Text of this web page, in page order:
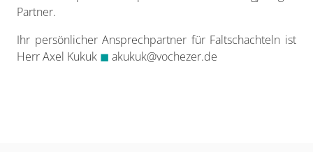
Partner.
Ihr persönlicher Ansprechpartner für Faltschachteln ist
Herr Axel Kukuk ◼ akukuk@vochezer.de